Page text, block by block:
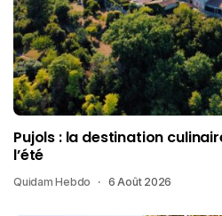
Pujols : la destination
l’été
Quidam Hebdo 6 Août 2026